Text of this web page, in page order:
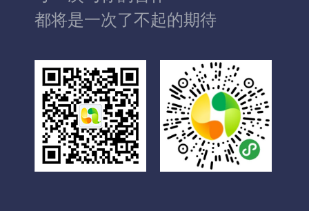
都将是一次了不起的期待